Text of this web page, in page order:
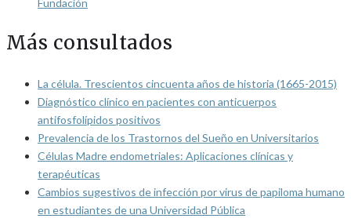
Fundación
Más consultados
La célula. Trescientos cincuenta años de historia (1665-2015)
Diagnóstico clínico en pacientes con anticuerpos
antifosfolípidos positivos
Prevalencia de los Trastornos del Sueño en Universitarios
Células Madre endometriales: Aplicaciones clínicas y
terapéuticas
Cambios sugestivos de infección por virus de papiloma humano
en estudiantes de una Universidad Pública